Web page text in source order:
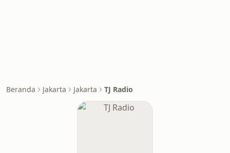
Beranda Jakarta Jakarta TJ Radio